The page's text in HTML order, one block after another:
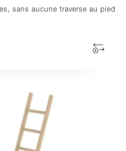
sans aucune traverse au pied